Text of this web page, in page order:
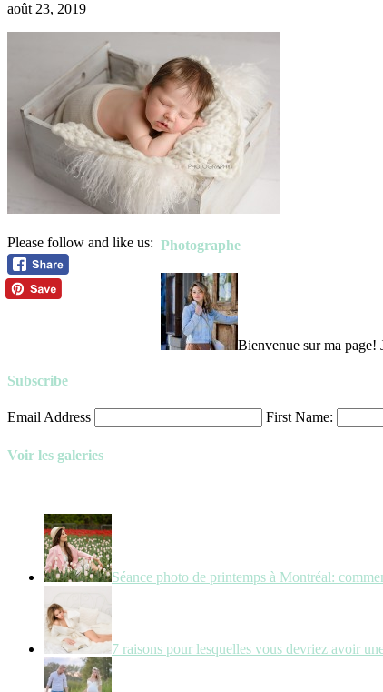
août 23, 2019
Please follow and like us: Photographe
Bienvenue sur ma page!
Subscribe
Email Address First Name:
Voir les galeries
Séance photo de printemps à Montréal:
7 raisons pour lesquelles vous devriez avoir